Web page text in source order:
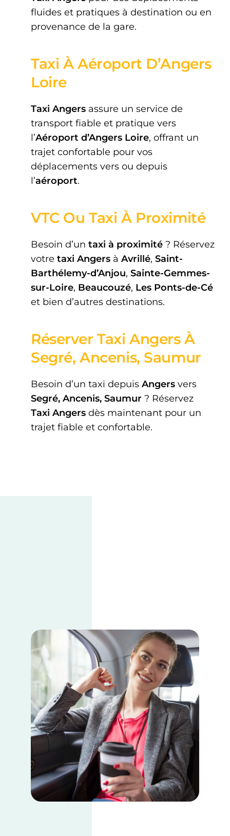
fluides et pratiques à destination ou en
provenance de la gare.
Taxi À Aéroport D’Angers
Loire
Taxi Angersassure un service de
transport fiable et pratique vers
l’Aéroport d’Angers Loire, offrant un
trajet confortable pour vos
déplacements vers ou depuis
l’aéroport.
VTC Ou Taxi À Proximité
Besoin d’un taxi à proximité? Réservez
votre taxi Angersà Avrillé, Saint-
Barthélemy-d’Anjou, Sainte-Gemmes-
sur-Loire, Beaucouzé, Les Ponts-de-Cé
et bien d’autres destinations.
Réserver Taxi Angers À
Segré, Ancenis, Saumur
Besoin d’un taxi depuis Angersvers
Segré, Ancenis, Saumur ? Réservez
Taxi Angersdès maintenant pour un
trajet fiable et confortable.